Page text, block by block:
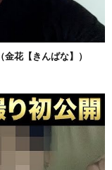
花【きんばな】）